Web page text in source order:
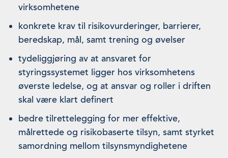
virksomhetene
konkrete krav til risikovurderinger, barrierer,
beredskap, mål, samt trening og øvelser
tydeliggjøring av at ansvaret for
styringssystemet ligger hos virksomhetens
øverste ledelse, og at ansvar og roller i driften
skal være klart definert
bedre tilrettelegging for mer effektive,
målrettede og risikobaserte tilsyn, samt styrket
samordning mellom tilsynsmyndighetene